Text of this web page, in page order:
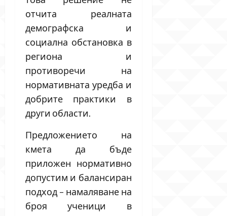
отчита реалната
демографска и
социална обстановка в
региона и
противоречи на
нормативната уредба и
добрите практики в
други области.
Предложението на
кмета да бъде
приложен нормативно
допустим и балансиран
подход – намаляване на
броя ученици в